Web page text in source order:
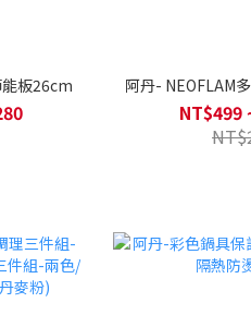
板26cm 阿丹-
NT$499